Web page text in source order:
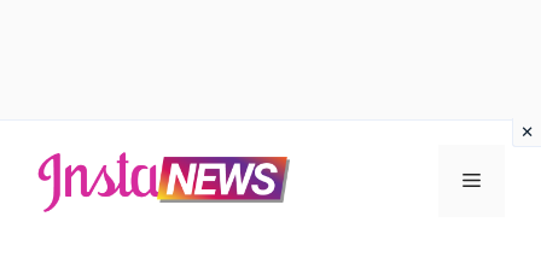
contenuto
Menu